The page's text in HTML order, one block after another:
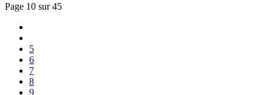
Page 10 sur 45
5
6
7
8
9